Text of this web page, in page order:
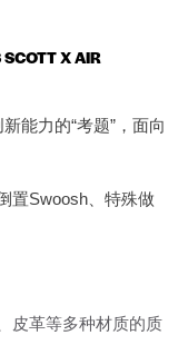
X AIR
能力的“考题”，面向
置Swoosh、特殊做
皮革等多种材质的质